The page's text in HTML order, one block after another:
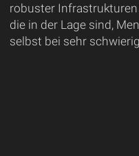
robuster
die in der Lage sind,
selbst bei sehr